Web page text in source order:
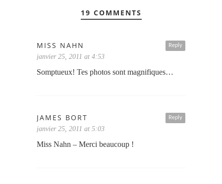
19 COMMENTS
Reply
MISS NAHN
janvier 25, 2011 at 4:53
Somptueux! Tes photos sont magnifiques…
Reply
JAMES BORT
janvier 25, 2011 at 5:03
Miss Nahn – Merci beaucoup !